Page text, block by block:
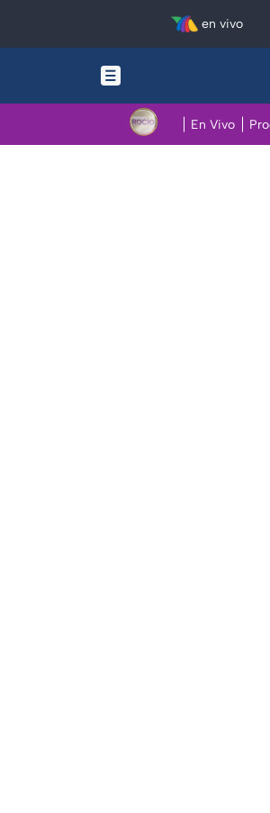
en vivo
En Vivo